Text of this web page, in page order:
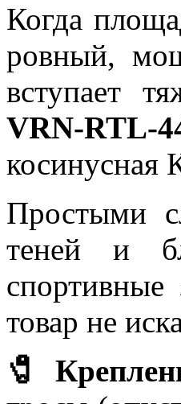
Когда
ровный,
вступает
VRN-RTL-
Простыми
теней и
товар не
🧷